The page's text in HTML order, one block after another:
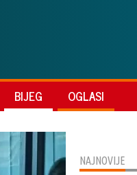
BIJEG OGLASI
NAJNOVIJE